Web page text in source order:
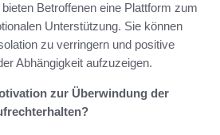
Betroffenen eine Plattform zum
Unterstützung. Sie können
zu verringern und positive
Abhängigkeit aufzuzeigen.
zur Überwindung der